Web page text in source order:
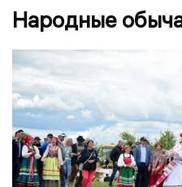
Народные